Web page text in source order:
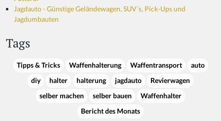
Jagdauto - Günstige Geländewagen, SUV´s, Pick-Ups und
Jagdumbauten
Tags
Tipps & Tricks Waffenhalterung Waffentransport
auto
diy
halter halterung jagdauto
Revierwagen
selber machen
selber bauen
Waffenhalter
Bericht des Monats